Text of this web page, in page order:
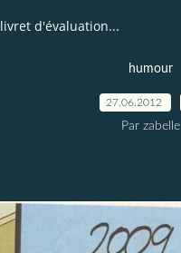
livret d'évaluation...
humour
27.06.2012
Par zabelle